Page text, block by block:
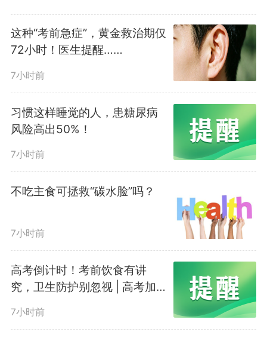
突发的视力下降包括无痛性视
力下降和伴有明显疼痛的视力下
降。
突发无痛性视力下降
视网膜中央动脉阻塞
视网膜血液灌注中断可导致缺
血性视网膜损伤，进而引起单眼视
力急性、严重下降。患者通常无任
何疼痛感或不适。不及时治疗会导
致无法逆转的视功能损害。
这种“考前急症”，黄金救治期仅
72小时！医生提醒……
7小时前
习惯这样睡觉的人，患糖尿病
风险高出50%！
7小时前
不吃主食可拯救“碳水脸”吗？
7小时前
高考倒计时！考前饮食有讲
究，卫生防护别忽视 | 高考加
7小时前